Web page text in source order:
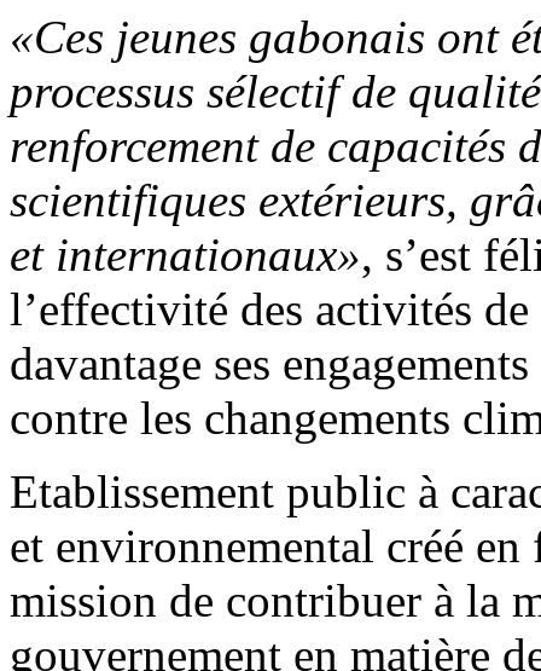
«Ces jeunes gabonais ont
processus sélectif de qualité
renforcement de capacités
scientifiques extérieurs,
et internationaux», s’est
l’effectivité des activités
davantage ses
contre les changements
Etablissement public à
et environnemental créé
mission de contribuer à la
gouvernement en matière